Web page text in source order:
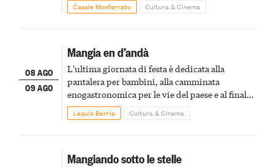
Casale Monferrato Cultura & Cinema
08 AGO
09 AGO
Mangia en d’andà
L'ultima giornata di festa è dedicata alla
pantalera per bambini, alla camminata
enogastronomica per le vie del paese e al finale
pirotecnico
Lequio Berria Cultura & Cinema
Mangiando sotto le stelle